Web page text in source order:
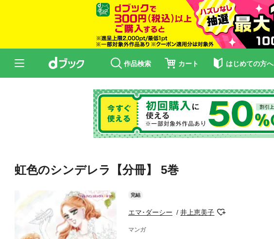
作品検索 カート はじめての方へ
虹色のシンデレラ【分冊】 5巻
完結
エマ･ダーシー 井上恵美子
マンガ